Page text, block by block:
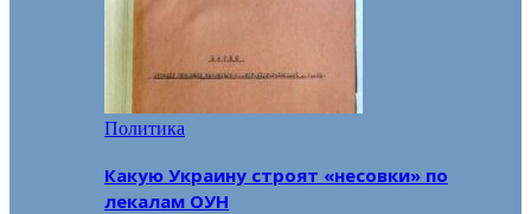
Политика
Какую Украину строят «несовки» по
лекалам ОУН